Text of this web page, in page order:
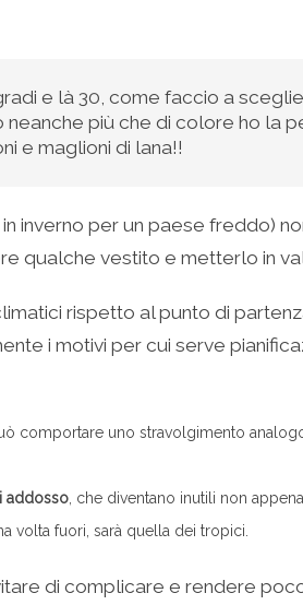
e là 30, come faccio a
più che di colore ho la
e maglioni di lana!!
inverno per un paese freddo)
qualche vestito e metterlo in
rispetto al punto di
i motivi per cui serve
comportare uno stravolgimento
addosso , che diventano inutili non
volta fuori, sarà quella dei tropici.
di complicare e rendere